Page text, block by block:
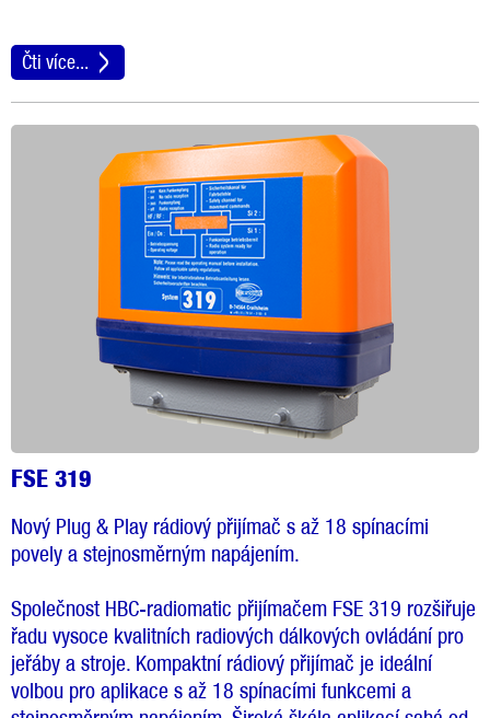
Čti více...
FSE 319
Nový Plug & Play rádiový přijímač s až 18 spínacími
povely a stejnosměrným napájením.
Společnost HBC-radiomatic přijímačem FSE 319 rozšiřuje
řadu vysoce kvalitních radiových dálkových ovládání pro
jeřáby a stroje. Kompaktní rádiový přijímač je ideální
volbou pro aplikace s až 18 spínacími funkcemi a